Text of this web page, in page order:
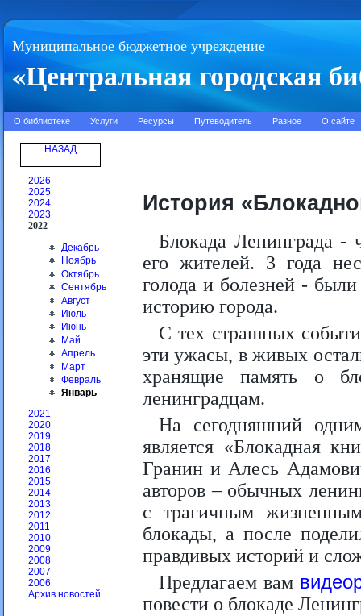
Муниципальное бюджетное учреждение
«Центральная городская
О библиотеке Услуги Ресурсы Путеводитель Разное О сайте
НАЗАД
2026
2025
2024
2023
2022
Декабрь
Ноябрь
Октябрь
Сентябрь
Август
Июль
Июнь
Май
Апрель
Март
Февраль
Январь
2021
2020
2019
2018
2017
2016
2015
2014
2013
2012
2011
2010
2009
2008
2007
2006
Архив новостей
История
Блокада Ленинграда -
его жителей. 3 года
голода и болезней -
историю города.
С тех страшных
эти ужасы, в живых
хранящие память о
ленинградцам.
На сегодняшний
является «Блокадная
Гранин и Алесь
авторов – обычных
с трагичным
блокады, а после
правдивых историй и
Предлагаем вам
повести о блокаде